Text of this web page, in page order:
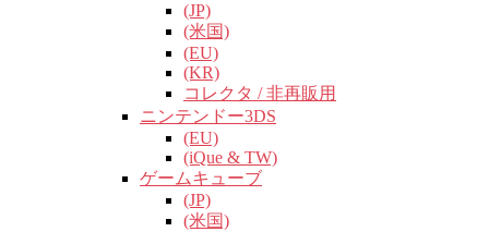
(JP)
(米国)
(EU)
(KR)
コレクタ / 非再販用
ニンテンドー3DS
(EU)
(iQue & TW)
ゲームキューブ
(JP)
(米国)